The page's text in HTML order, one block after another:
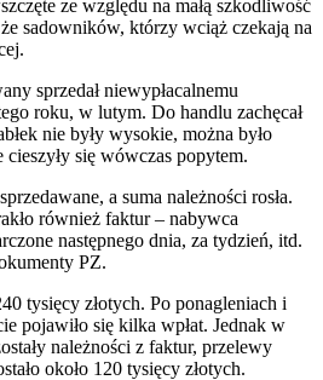
ze względu na małą szkodliwość
sadowników, którzy wciąż czekają na
sprzedał niewypłacalnemu
roku, w lutym. Do handlu zachęcał
nie były wysokie, można było
się wówczas popytem.
a suma należności rosła.
również faktur – nabywca
następnego dnia, za tydzień, itd.
PZ.
tysięcy złotych. Po ponagleniach i
pojawiło się kilka wpłat. Jednak w
należności z faktur, przelewy
około 120 tysięcy złotych.